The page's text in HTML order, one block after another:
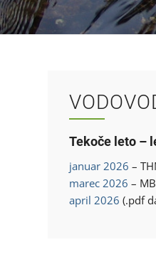
Tekoče leto –
januar 2026 –
marec 2026 –
april 2026 (.pdf